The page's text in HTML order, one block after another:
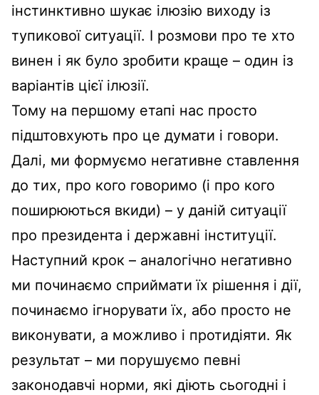
інстинктивно шукає ілюзію виходу із
тупикової ситуації. І розмови про те хто
винен і як було зробити краще – один із
варіантів цієї ілюзії.
Тому на першому етапі нас просто
підштовхують про це думати і говори.
Далі, ми формуємо негативне ставлення
до тих, про кого говоримо (і про кого
поширюються вкиди) – у даній ситуації
про президента і державні інституції.
Наступний крок – аналогічно негативно
ми починаємо сприймати їх рішення і дії,
починаємо ігнорувати їх, або просто не
виконувати, а можливо і протидіяти. Як
результат – ми порушуємо певні
законодавчі норми, які діють сьогодні і